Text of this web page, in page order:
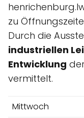
zu
Durch die
industriellen
Entwicklung
vermittelt.
Mittwoch